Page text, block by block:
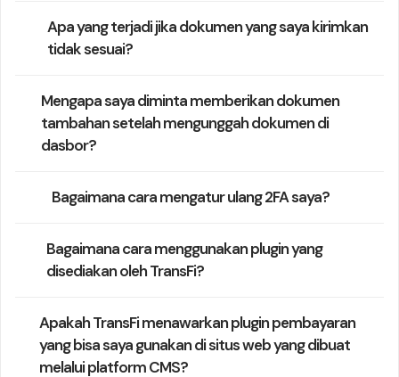
Apa yang terjadi jika dokumen yang saya kirimkan
tidak sesuai?
Mengapa saya diminta memberikan dokumen
tambahan setelah mengunggah dokumen di
dasbor?
Bagaimana cara mengatur ulang 2FA saya?
Bagaimana cara menggunakan plugin yang
disediakan oleh TransFi?
Apakah TransFi menawarkan plugin pembayaran
yang bisa saya gunakan di situs web yang dibuat
melalui platform CMS?